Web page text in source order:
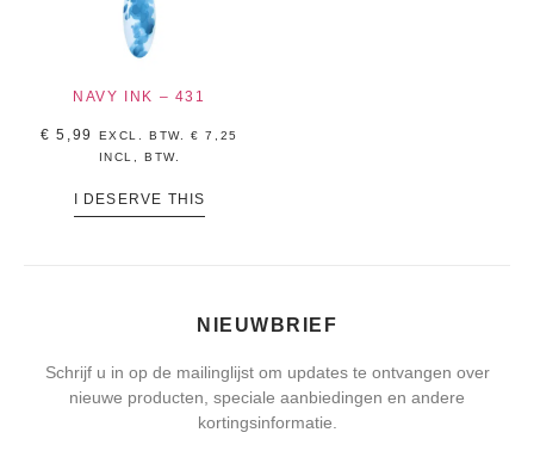
NAVY INK – 431
€ 5,99 EXCL. BTW.€ 7,25
INCL, BTW.
I DESERVE THIS
NIEUWBRIEF
Schrijf u in op de mailinglijst om updates te ontvangen over
nieuwe producten, speciale aanbiedingen en andere
kortingsinformatie.